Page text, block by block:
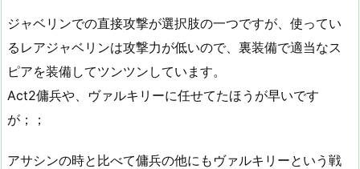
ジャベリンでの直接攻撃が選択肢の一つですが、使ってい
るレアジャベリンは攻撃力が低いので、裏装備で適当なス
ピアを装備してツンツンしています。
Act2傭兵や、ヴァルキリーに任せてたほうが早いです
が；；
アサシンの時と比べて傭兵の他にもヴァルキリーという戦